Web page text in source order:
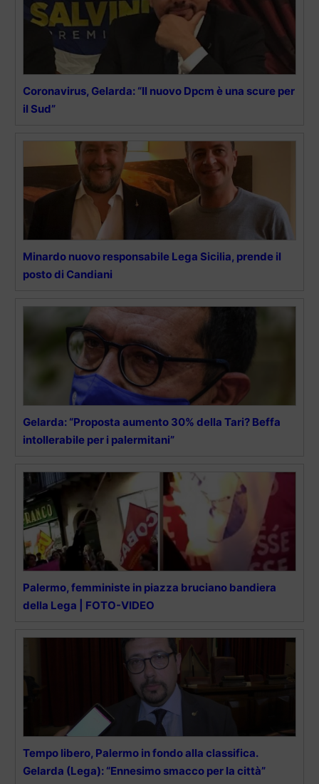
Coronavirus, Gelarda: “Il nuovo Dpcm è una scure per
il Sud”
Minardo nuovo responsabile Lega Sicilia, prende il
posto di Candiani
Gelarda: “Proposta aumento 30% della Tari? Beffa
intollerabile per i palermitani”
Palermo, femministe in piazza bruciano bandiera
della Lega | FOTO-VIDEO
Tempo libero, Palermo in fondo alla classifica.
Gelarda (Lega): “Ennesimo smacco per la città”